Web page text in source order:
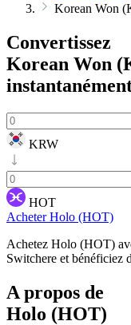
Korean Won
Convertissez
Korean Won
KRW
HOT
Acheter Holo (HOT)
Achetez Holo (HOT)
Switchere et bénéficiez
A propos de
Holo (HOT)